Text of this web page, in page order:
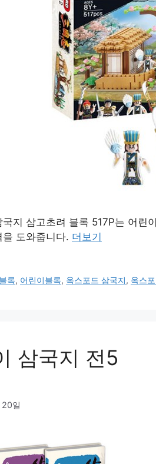
국지 삼고초려 블록 517P는 어린
을 도와줍니다. 더보기
록, 어린이블록, 옥스포드 삼국지, 옥스
삼국지 전5
일